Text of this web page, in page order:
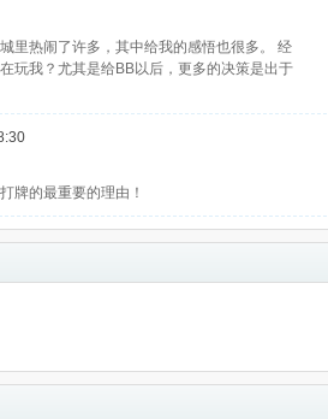
里热闹了许多，其中给我的感悟也很多。 经
玩我？尤其是给BB以后，更多的决策是出于
牌的最重要的理由！